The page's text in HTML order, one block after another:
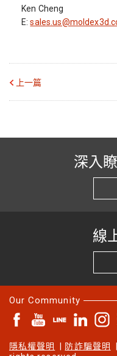
Ken Cheng
E:
上一篇
深入
線
Our Community
隱私權聲明 防詐騙聲明